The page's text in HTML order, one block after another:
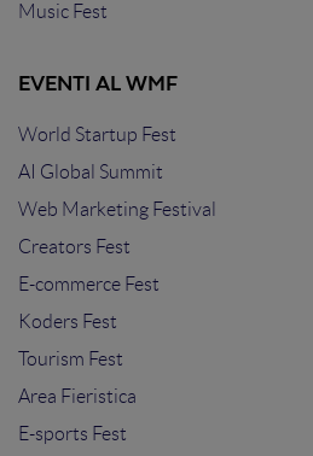
Music Fest
EVENTI AL WMF
World Startup Fest
AI Global Summit
Web Marketing Festival
Creators Fest
E-commerce Fest
Koders Fest
Tourism Fest
Area Fieristica
E-sports Fest